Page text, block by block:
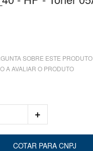
SOBRE ESTE PRODUTO
A AVALIAR O PRODUTO
COTAR PARA CNPJ